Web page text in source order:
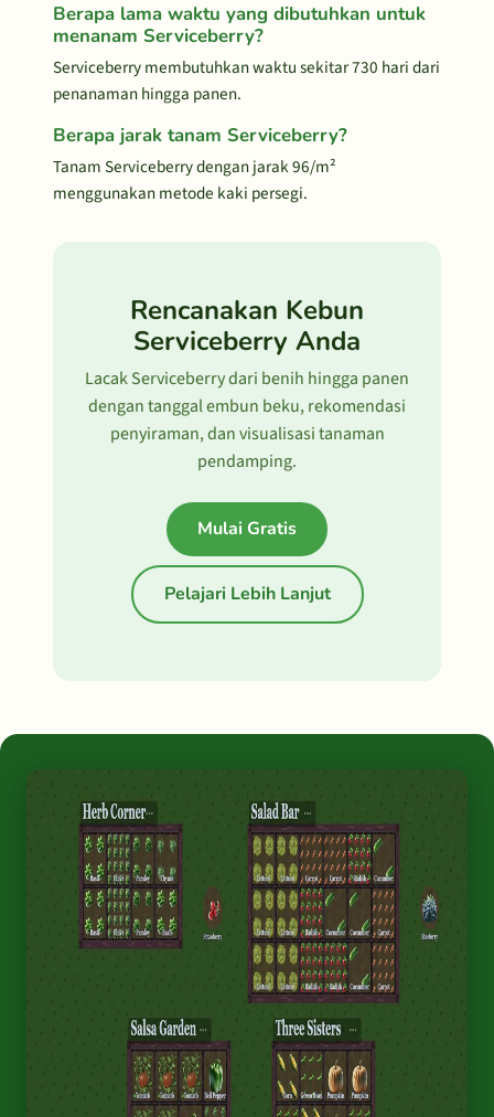
Berapa lama waktu yang dibutuhkan untuk
menanam Serviceberry?
Serviceberry membutuhkan waktu sekitar 730 hari dari
penanaman hingga panen.
Berapa jarak tanam Serviceberry?
Tanam Serviceberry dengan jarak 96/m²
menggunakan metode kaki persegi.
Rencanakan Kebun
Serviceberry Anda
Lacak Serviceberry dari benih hingga panen
dengan tanggal embun beku, rekomendasi
penyiraman, dan visualisasi tanaman
pendamping.
Mulai Gratis
Pelajari Lebih Lanjut